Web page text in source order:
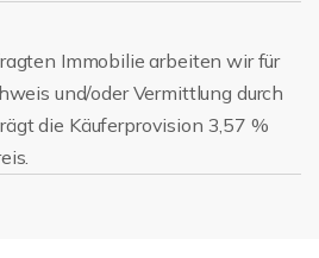
Immobilie arbeiten wir für
und/oder Vermittlung durch
die Käuferprovision 3,57 %